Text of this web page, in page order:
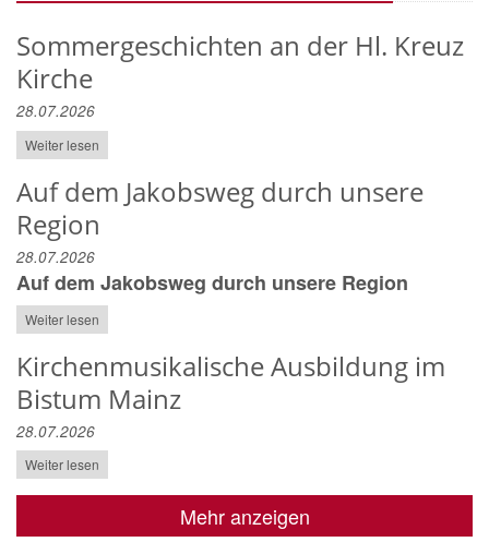
Sommergeschichten an der Hl. Kreuz
Kirche
28.07.2026
Weiter lesen
Auf dem Jakobsweg durch unsere
Region
28.07.2026
Auf dem Jakobsweg durch unsere Region
Weiter lesen
Kirchenmusikalische Ausbildung im
Bistum Mainz
28.07.2026
Weiter lesen
Mehr anzeigen